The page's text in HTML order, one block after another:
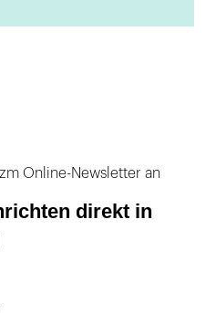
Online-Newsletter an
direkt in